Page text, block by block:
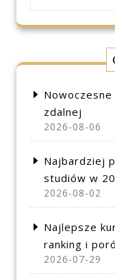
zdalnej
2026-08-06
Najbardziej
studiów w
2026-08-02
Najlepsze
ranking i
2026-07-29